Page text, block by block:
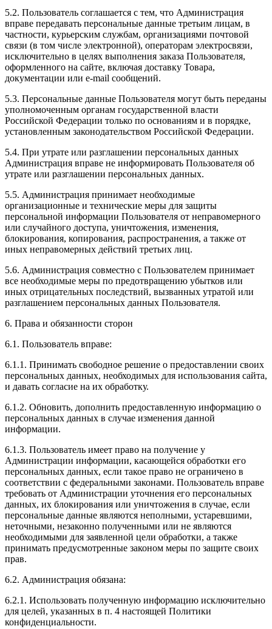
5.2. Пользователь соглашается с тем, что Администрация
вправе передавать персональные данные третьим лицам, в
частности, курьерским службам, организациями почтовой
связи (в том числе электронной), операторам электросвязи,
исключительно в целях выполнения заказа Пользователя,
оформленного на сайте, включая доставку Товара,
документации или e-mail сообщений.
5.3. Персональные данные Пользователя могут быть переданы
уполномоченным органам государственной власти
Российской Федерации только по основаниям и в порядке,
установленным законодательством Российской Федерации.
5.4. При утрате или разглашении персональных данных
Администрация вправе не информировать Пользователя об
утрате или разглашении персональных данных.
5.5. Администрация принимает необходимые
организационные и технические меры для защиты
персональной информации Пользователя от неправомерного
или случайного доступа, уничтожения, изменения,
блокирования, копирования, распространения, а также от
иных неправомерных действий третьих лиц.
5.6. Администрация совместно с Пользователем принимает
все необходимые меры по предотвращению убытков или
иных отрицательных последствий, вызванных утратой или
разглашением персональных данных Пользователя.
6. Права и обязанности сторон
6.1. Пользователь вправе:
6.1.1. Принимать свободное решение о предоставлении своих
персональных данных, необходимых для использования сайта,
и давать согласие на их обработку.
6.1.2. Обновить, дополнить предоставленную информацию о
персональных данных в случае изменения данной
информации.
6.1.3. Пользователь имеет право на получение у
Администрации информации, касающейся обработки его
персональных данных, если такое право не ограничено в
соответствии с федеральными законами. Пользователь вправе
требовать от Администрации уточнения его персональных
данных, их блокирования или уничтожения в случае, если
персональные данные являются неполными, устаревшими,
неточными, незаконно полученными или не являются
необходимыми для заявленной цели обработки, а также
принимать предусмотренные законом меры по защите своих
прав.
6.2. Администрация обязана:
6.2.1. Использовать полученную информацию исключительно
для целей, указанных в п. 4 настоящей Политики
конфиденциальности.